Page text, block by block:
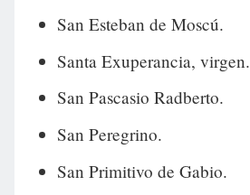
San Esteban de Moscú.
Santa Exuperancia, virgen.
San Pascasio Radberto.
San Peregrino.
San Primitivo de Gabio.